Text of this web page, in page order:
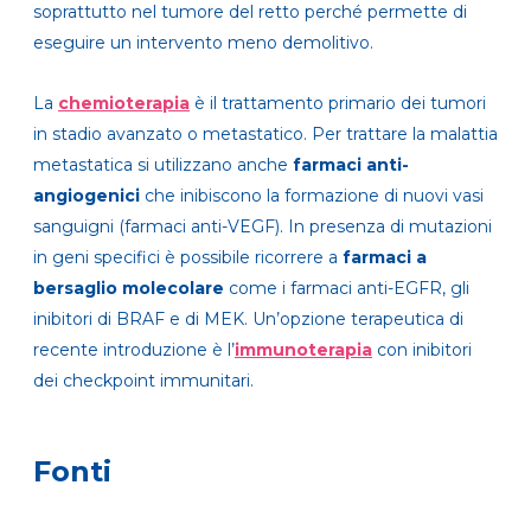
soprattutto nel tumore del retto perché permette di
eseguire un intervento meno demolitivo.
La chemioterapia è il trattamento primario dei tumori
in stadio avanzato o metastatico. Per trattare la malattia
metastatica si utilizzano anche farmaci anti-
angiogenici che inibiscono la formazione di nuovi vasi
sanguigni (farmaci anti-VEGF). In presenza di mutazioni
in geni specifici è possibile ricorrere a farmaci a
bersaglio molecolare come i farmaci anti-EGFR, gli
inibitori di BRAF e di MEK. Un’opzione terapeutica di
recente introduzione è l’immunoterapia con inibitori
dei checkpoint immunitari.
Fonti